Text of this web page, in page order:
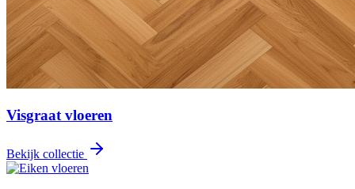
Visgraat vloeren
Bekijk collectie